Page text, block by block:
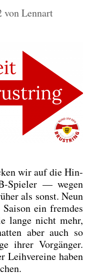
vonLennart
wir auf die Hin­
Spie­ler — wegen
als sonst. Neun
ein frem­des
lan­ge nicht mehr,
aber auch so
ihrer Vor­gän­ger.
Leih­ver­ei­ne haben